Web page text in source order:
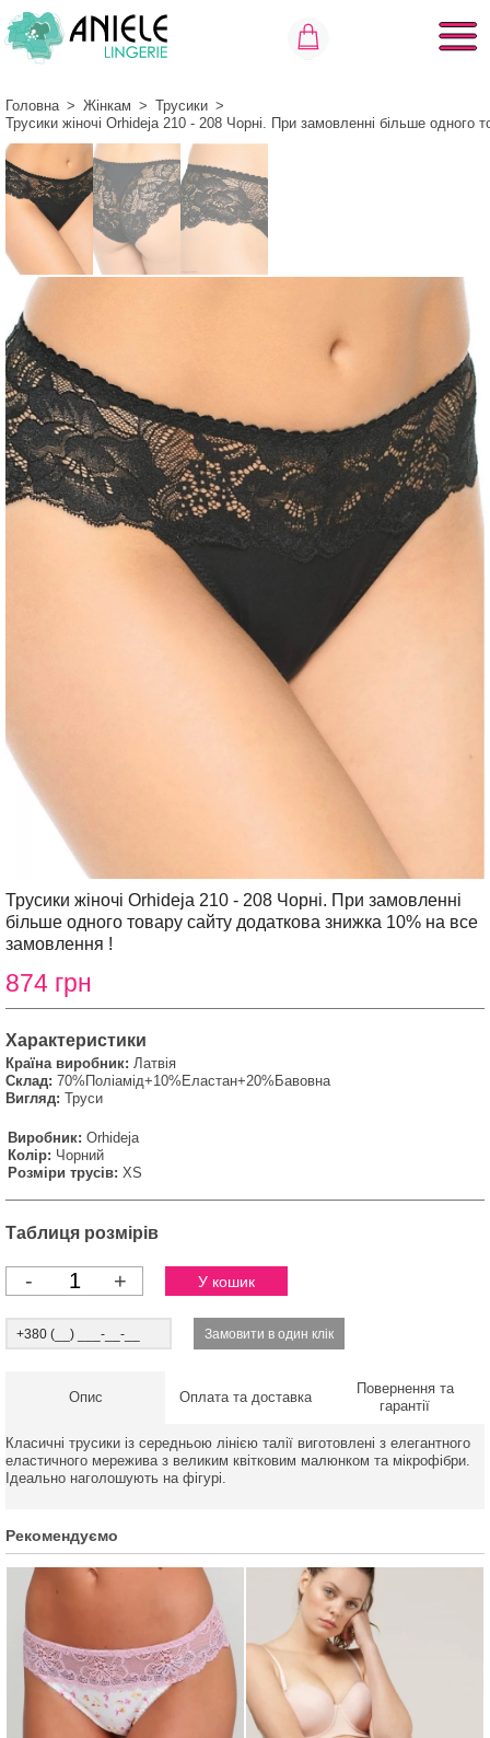
Головна > Жінкам > Трусики >
Трусики жіночі Orhideja 210 - 208 Чорні. При замовленні більше
Трусики жіночі Orhideja 210 - 208 Чорні. При замовленні
більше одного товару сайту додаткова знижка 10% на все
замовлення !
874 грн
Характеристики
Країна виробник: Латвія
Склад: 70%Поліамід+10%Еластан+20%Бавовна
Вигляд: Труси
Виробник: Orhideja
Колір: Чорний
Розміри трусів: XS
Таблиця розмірів
- +
Опис Оплата та доставка
Повернення та
гарантії
Класичні трусики із середньою лінією талії виготовлені з елегантного
еластичного мережива з великим квітковим малюнком та мікрофібри.
Ідеально наголошують на фігурі.
Рекомендуємо